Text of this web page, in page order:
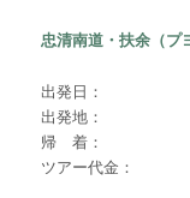
忠清南道・扶余（プ
出発日：
出発地：
帰 着：
ツアー代金：